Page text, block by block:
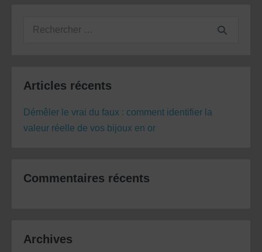
Recherche
Articles récents
Démêler le vrai du faux : comment identifier la
valeur réelle de vos bijoux en or
Commentaires récents
Archives